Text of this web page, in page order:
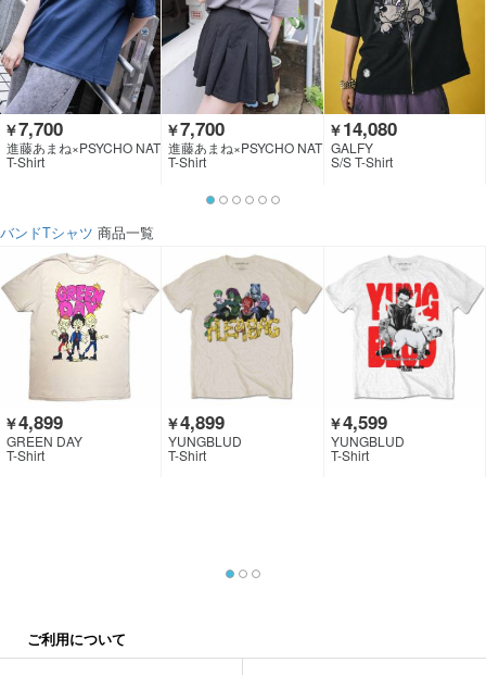
￥7,700
進藤あまね×PSYCHO NAT
ION×GEKIROCK CLOTHI
T-Shirt
￥7,700
進藤あまね×PSYCHO NAT
ION×GEKIROCK CLOTHI
T-Shirt
￥14,080
GALFY
S/S T-Shirt
バンドTシャツ 商品一覧
￥4,899
GREEN DAY
T-Shirt
￥4,899
YUNGBLUD
T-Shirt
￥4,599
YUNGBLUD
T-Shirt
ご利用について